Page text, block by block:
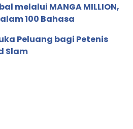
melalui MANGA MILLION,
100 Bahasa
Peluang bagi Petenis
Slam